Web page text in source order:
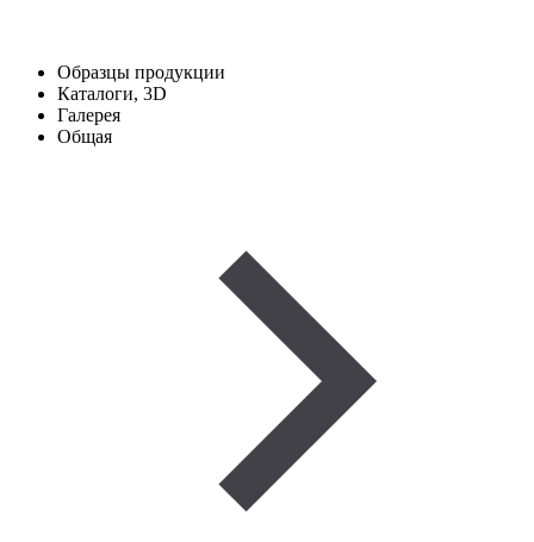
Образцы продукции
Каталоги, 3D
Галерея
Общая